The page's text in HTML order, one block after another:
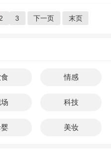
2 3 下一页 末页
情感
科技
美妆